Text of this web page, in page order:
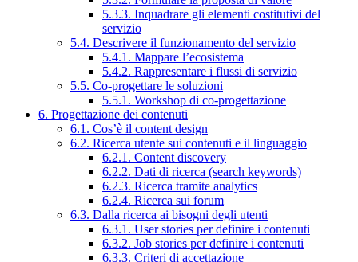
5.3.3. Inquadrare gli elementi costitutivi del
servizio
5.4. Descrivere il funzionamento del servizio
5.4.1. Mappare l’ecosistema
5.4.2. Rappresentare i flussi di servizio
5.5. Co-progettare le soluzioni
5.5.1. Workshop di co-progettazione
6. Progettazione dei contenuti
6.1. Cos’è il content design
6.2. Ricerca utente sui contenuti e il linguaggio
6.2.1. Content discovery
6.2.2. Dati di ricerca (search keywords)
6.2.3. Ricerca tramite analytics
6.2.4. Ricerca sui forum
6.3. Dalla ricerca ai bisogni degli utenti
6.3.1. User stories per definire i contenuti
6.3.2. Job stories per definire i contenuti
6.3.3. Criteri di accettazione